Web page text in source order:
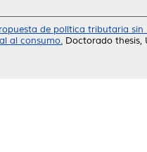
de política tributaria
al consumo. Doctorado thesis,